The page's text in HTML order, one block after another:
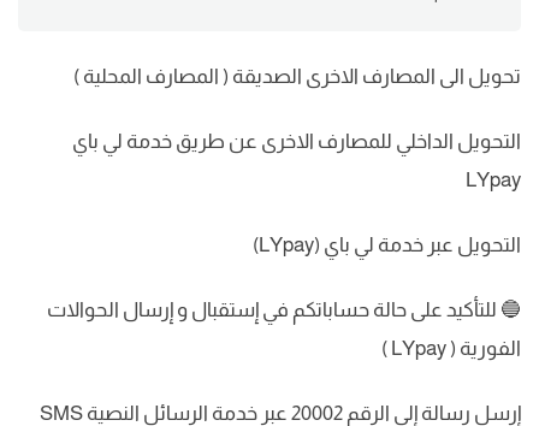
تحويل الى المصارف الاخرى الصديقة ( المصارف المحلية )
التحويل الداخلي للمصارف الاخرى عن طريق خدمة لي باي
LYpay
التحويل عبر خدمة لي باي (LYpay)
🔵 للتأكيد على حالة حساباتكم في إستقبال و إرسال الحوالات
الفورية ( LYpay )
إرسل رسالة إلى الرقم 20002 عبر خدمة الرسائل النصية SMS